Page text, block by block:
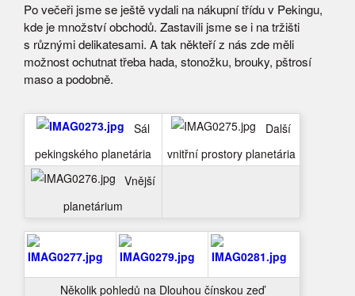
Po večeři jsme se ještě vydali na nákupní třídu v Pekingu,
kde je množství obchodů. Zastavili jsme se i na tržišti
s různými delikatesami. A tak někteří z nás zde měli
možnost ochutnat třeba hada, stonožku, brouky, pštrosí
maso a podobně.
Sál
pekingského planetária
Další
vnitřní prostory planetária
Vnější
planetárium
Několik pohledů na Dlouhou čínskou zeď